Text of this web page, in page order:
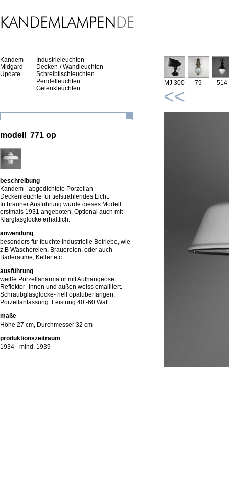
Kandem
Midgard
Update
Industrieleuchten
Decken-/ Wandleuchten
Schreibtischleuchten
Pendelleuchten
Gelenkleuchten
modell 771 op
beschreibung
Kandem - abgedichtete Porzellan
Deckenleuchte für tiefstrahlendes Licht.
In brauner Ausführung wurde dieses Modell
erstmals 1931 angeboten. Optional auch mit
Klarglasglocke erhältlich.
anwendung
besonders für feuchte industrielle Betriebe, wie
z.B Wäschereien, Brauereien, oder auch
Baderäume, Keller etc.
ausführung
weiße Porzellanarmatur mit Aufhängeöse.
Reflektor- innen und außen weiss emailliert.
Schraubglasglocke- hell opalüberfangen.
Porzellanfassung. Leistung 40 -60 Watt
maße
Höhe 27 cm, Durchmesser 32 cm
produktionszeitraum
1934 - mind. 1939
MJ 300 79 514
<<